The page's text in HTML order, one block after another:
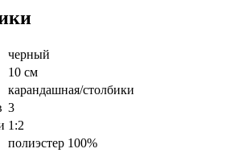
черный
10 см
карандашная/столбики
3
1:2
полиэстер 100%